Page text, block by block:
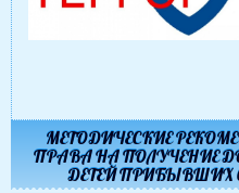
МЕТОДИЧЕСКИЕ
ПРАВА НА ПОЛУЧЕНИЕ
ДЕТЕЙ ПРИБЫВШИХ